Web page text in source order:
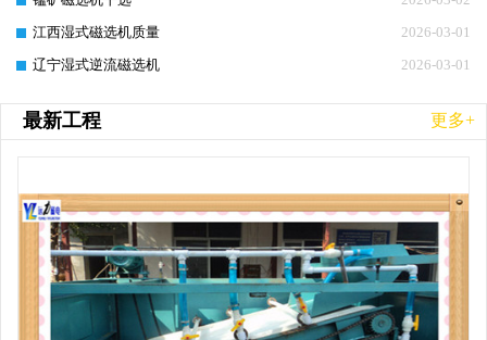
2026-03-01
江西湿式磁选机质量
2026-03-01
辽宁湿式逆流磁选机
最新工程 更多+